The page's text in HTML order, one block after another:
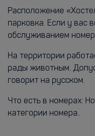
Расположение
парковка. Если у вас
обслуживанием
На территории
рады животным.
говорит на русском.
Что есть в номерах:
категории номера..